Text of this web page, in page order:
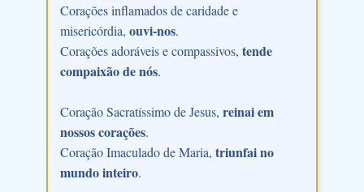
Corações inflamados de caridade e
misericórdia, ouvi-nos.
Corações adoráveis e compassivos, tende
compaixão de nós.
Coração Sacratíssimo de Jesus, reinai em
nossos corações.
Coração Imaculado de Maria, triunfai no
mundo inteiro.